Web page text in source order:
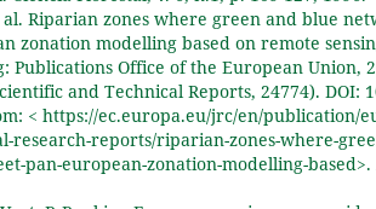
Riparian zones where green and blue
zonation modelling based on remote
Publications Office of the European Union,
and Technical Reports, 24774). DOI:
< https://ec.europa.eu/jrc/en/publication/
research-reports/riparian-zones-where-
pan-european-zonation-modelling-based>.